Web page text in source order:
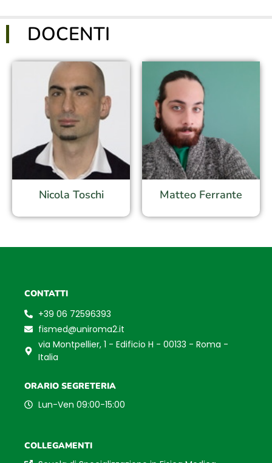
DOCENTI
Nicola Toschi Matteo Ferrante
CONTATTI
+39 06 72596393
fismed@uniroma2.it
via Montpellier, 1 - Edificio H - 00133 - Roma -
Italia
ORARIO SEGRETERIA
Lun-Ven 09:00-15:00
COLLEGAMENTI